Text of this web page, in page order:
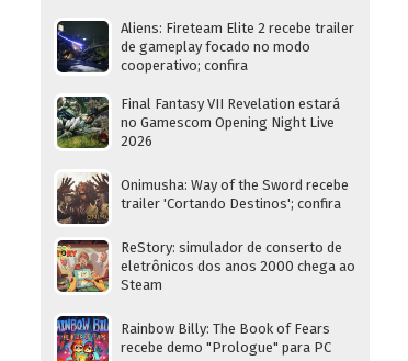
Aliens: Fireteam Elite 2 recebe trailer
de gameplay focado no modo
cooperativo; confira
Final Fantasy VII Revelation estará
no Gamescom Opening Night Live
2026
Onimusha: Way of the Sword recebe
trailer 'Cortando Destinos'; confira
ReStory: simulador de conserto de
eletrônicos dos anos 2000 chega ao
Steam
Rainbow Billy: The Book of Fears
recebe demo "Prologue" para PC